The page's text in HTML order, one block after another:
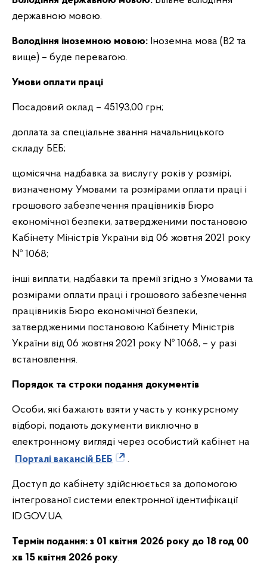
державною мовою.
Володіння іноземною мовою: Іноземна мова (B2 та
вище) – буде перевагою.
Умови оплати праці
Посадовий оклад – 45193,00 грн;
доплата за спеціальне звання начальницького
складу БЕБ;
щомісячна надбавка за вислугу років у розмірі,
визначеному Умовами та розмірами оплати праці і
грошового забезпечення працівників Бюро
економічної безпеки, затвердженими постановою
Кабінету Міністрів України від 06 жовтня 2021 року
№ 1068;
інші виплати, надбавки та премії згідно з Умовами та
розмірами оплати праці і грошового забезпечення
працівників Бюро економічної безпеки,
затвердженими постановою Кабінету Міністрів
України від 06 жовтня 2021 року № 1068, – у разі
встановлення.
Порядок та строки подання документів
Особи, які бажають взяти участь у конкурсному
відборі, подають документи виключно в
електронному вигляді через особистий кабінет на
Порталі вакансій БЕБ
.
Доступ до кабінету здійснюється за допомогою
інтегрованої системи електронної ідентифікації
ID.GOV.UA.
Термін подання: з 01 квітня 2026 року до 18 год 00
хв 15 квітня 2026 року.